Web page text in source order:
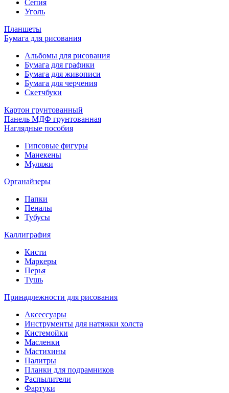
Сепия
Уголь
Планшеты
Бумага для рисования
Альбомы для рисования
Бумага для графики
Бумага для живописи
Бумага для черчения
Скетчбуки
Картон грунтованный
Панель МДФ грунтованная
Наглядные пособия
Гипсовые фигуры
Манекены
Муляжи
Органайзеры
Папки
Пеналы
Тубусы
Каллиграфия
Кисти
Маркеры
Перья
Тушь
Принадлежности для рисования
Аксессуары
Инструменты для натяжки холста
Кистемойки
Масленки
Мастихины
Палитры
Планки для подрамников
Распылители
Фартуки